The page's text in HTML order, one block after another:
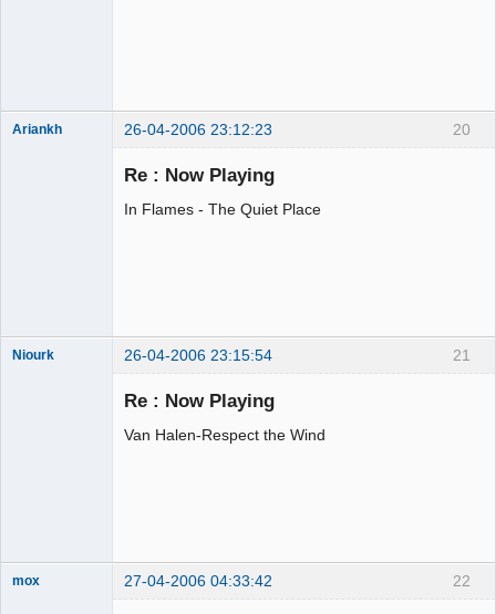
20
Ariankh 26-04-2006 23:12:23
Re : Now Playing
In Flames - The Quiet Place
21
Niourk 26-04-2006 23:15:54
Re : Now Playing
Van Halen-Respect the Wind
22
mox 27-04-2006 04:33:42